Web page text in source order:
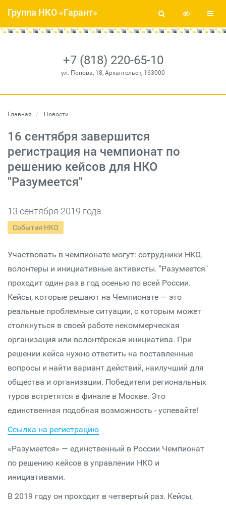
+7 (818) 220-65-10
ул. Попова, 18, Архангельск, 163000
Группа НКО «Гарант»
Главная Новости
16 сентября завершится
регистрация на чемпионат по
решению кейсов для НКО
"Разумеется"
13 сентября 2019 года
События НКО
Участвовать в чемпионате могут: сотрудники НКО,
волонтеры и инициативные активисты. "Разумеется"
проходит один раз в год осенью по всей России.
Кейсы, которые решают на Чемпионате — это
реальные проблемные ситуации, с которым может
столкнуться в своей работе некоммерческая
организация или волонтёрская инициатива. При
решении кейса нужно ответить на поставленные
вопросы и найти вариант действий, наилучший для
общества и организации. Победители региональных
туров встретятся в финале в Москве. Это
единственная подобная возможность - успевайте!
Ссылка на регистрацию
«Разумеется» — единственный в России Чемпионат
по решению кейсов в управлении НКО и
инициативами.
В 2019 году он проходит в четвертый раз. Кейсы,